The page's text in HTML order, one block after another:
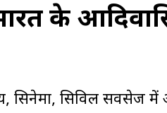
के
सिनेमा, सिविल सर्विसेज